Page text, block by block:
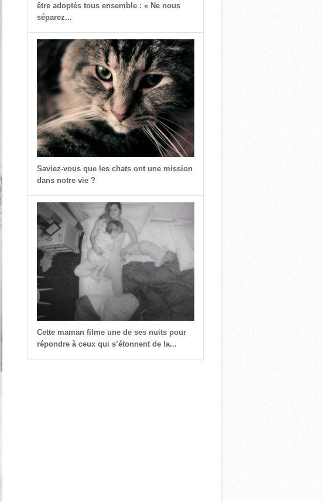
être adoptés tous ensemble : « Ne nous
séparez...
Saviez-vous que les chats ont une mission
dans notre vie ?
Cette maman filme une de ses nuits pour
répondre à ceux qui s’étonnent de la...